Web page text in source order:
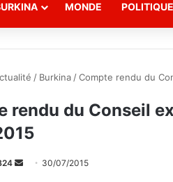
MONDE POLITIQUE
/ Burkina /Compte rendu du
rendu du Conseil
30/07/2015